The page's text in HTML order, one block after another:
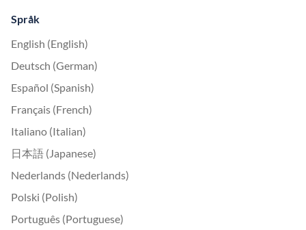
Språk
English (English)
Deutsch (German)
Español (Spanish)
Français (French)
Italiano (Italian)
日本語 (Japanese)
Nederlands (Nederlands)
Polski (Polish)
Português (Portuguese)